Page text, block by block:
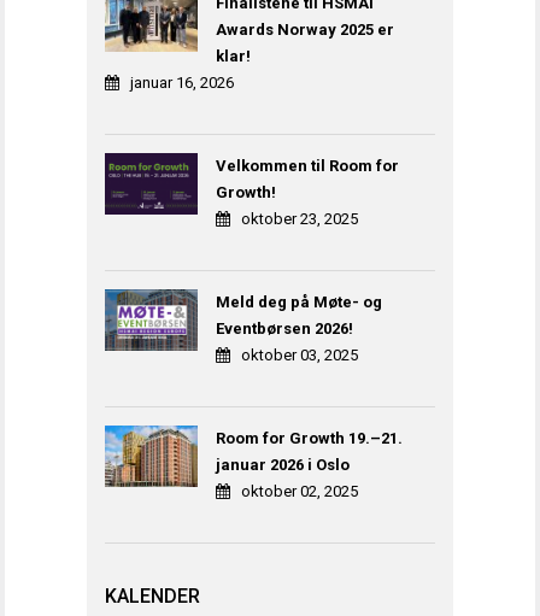
Awards Norway 2025 er
klar!
januar 16, 2026
Velkommen til Room for
Growth!
oktober 23, 2025
Meld deg på Møte- og
Eventbørsen 2026!
oktober 03, 2025
Room for Growth 19.–21.
januar 2026 i Oslo
oktober 02, 2025
KALENDER